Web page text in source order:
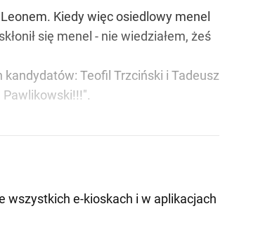
Kiedy więc osiedlowy menel
się menel - nie wiedziałem, żeś
Teofil Trzciński i Tadeusz
Pawlikowski!!!".
wszystkich e-kioskach i w aplikacjach